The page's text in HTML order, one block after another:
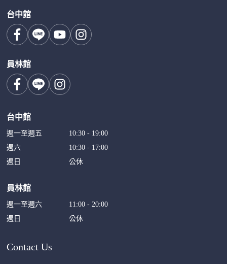
台中館
員林館
Contact Us
台中館
週一至週五
週六
週日
10:30 - 19:00
10:30 - 17:00
公休
員林館
週一至週六
週日
11:00 - 20:00
公休